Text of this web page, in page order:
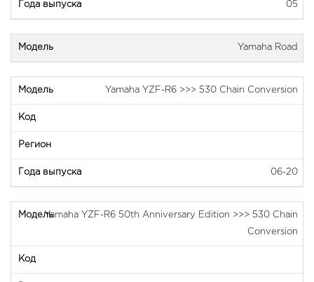
05
Yamaha Road
Yamaha YZF-R6 >>> 530 Chain Conversion
06-20
Yamaha YZF-R6 50th Anniversary Edition >>> 530 Chain
Conversion